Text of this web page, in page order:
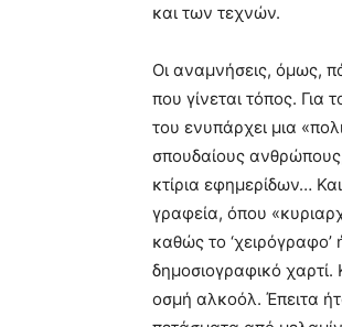
και των τεχνών.
Οι αναμνήσεις, όμως,
που γίνεται τόπος. Για
του ενυπάρχει μια
σπουδαίους
κτίρια εφημερίδων…
γραφεία, όπου
καθώς το
δημοσιογραφικό χαρτί.
οσμή αλκοόλ. Έπειτα